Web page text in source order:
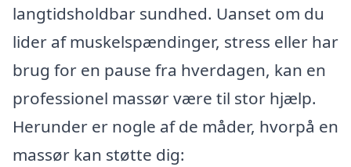
langtidsholdbar sundhed. Uanset om du
lider af muskelspændinger, stress eller har
brug for en pause fra hverdagen, kan en
professionel massør være til stor hjælp.
Herunder er nogle af de måder, hvorpå en
massør kan støtte dig: